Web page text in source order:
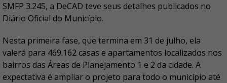
SMFP 3.245, a DeCAD teve seus detalhes publicados no
Diário Oficial do Município.
Nesta primeira fase, que termina em 31 de julho, ela
valerá para 469.162 casas e apartamentos localizados nos
bairros das Áreas de Planejamento 1 e 2 da cidade. A
expectativa é ampliar o projeto para todo o município até